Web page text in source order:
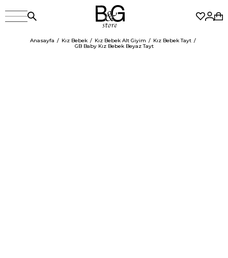
Anasayfa Kız Bebek Kız Bebek Alt Giyim
Kız Bebek Tayt
GB Baby Kız Bebek Beyaz Tayt